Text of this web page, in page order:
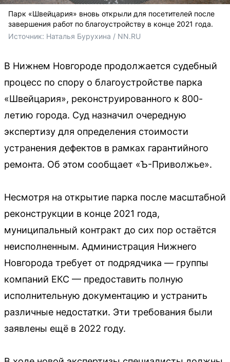
Парк «Швейцария» вновь открыли для посетителей после
завершения работ по благоустройству в конце 2021 года.
Источник: Наталья Бурухина / NN.RU
В Нижнем Новгороде продолжается судебный
процесс по спору о благоустройстве парка
«Швейцария», реконструированного к 800-
летию города. Суд назначил очередную
экспертизу для определения стоимости
устранения дефектов в рамках гарантийного
ремонта. Об этом сообщает «Ъ-Приволжье».
Несмотря на открытие парка после масштабной
реконструкции в конце 2021 года,
муниципальный контракт до сих пор остаётся
неисполненным. Администрация Нижнего
Новгорода требует от подрядчика — группы
компаний ЕКС — предоставить полную
исполнительную документацию и устранить
различные недостатки. Эти требования были
заявлены ещё в 2022 году.